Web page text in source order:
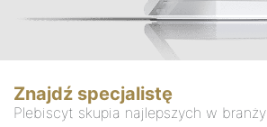
Znajdź specjalistę
Plebiscyt skupia najlepszych w branży